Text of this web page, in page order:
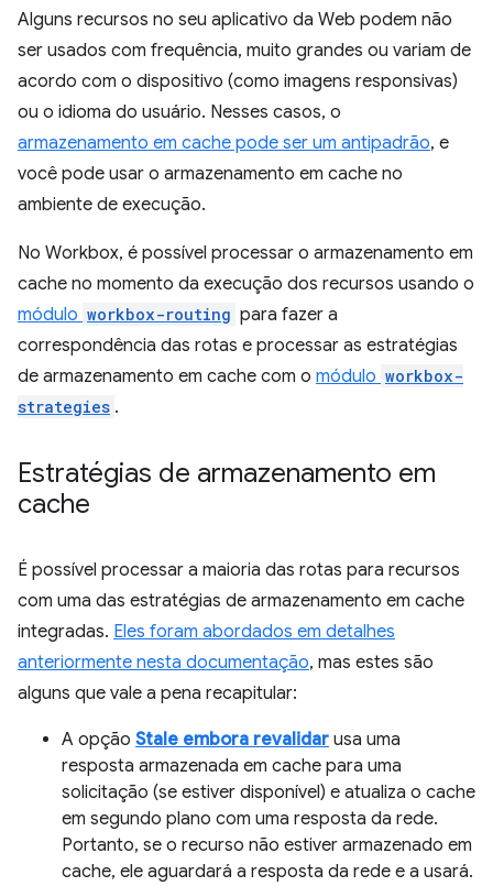
Alguns recursos no seu aplicativo da Web podem não
ser usados com frequência, muito grandes ou variam de
acordo com o dispositivo (como imagens responsivas)
ou o idioma do usuário. Nesses casos, o
armazenamento em cache pode ser um antipadrão, e
você pode usar o armazenamento em cache no
ambiente de execução.
No Workbox, é possível processar o armazenamento em
cache no momento da execução dos recursos usando o
módulo workbox-routing para fazer a
correspondência das rotas e processar as estratégias
de armazenamento em cache com o módulo workbox-
strategies .
Estratégias de armazenamento em
cache
É possível processar a maioria das rotas para recursos
com uma das estratégias de armazenamento em cache
integradas. Eles foram abordados em detalhes
anteriormente nesta documentação, mas estes são
alguns que vale a pena recapitular:
A opção Stale embora revalidar usa uma
resposta armazenada em cache para uma
solicitação (se estiver disponível) e atualiza o cache
em segundo plano com uma resposta da rede.
Portanto, se o recurso não estiver armazenado em
cache, ele aguardará a resposta da rede e a usará.